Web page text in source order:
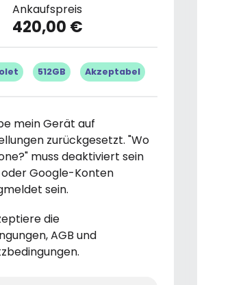
Ankaufspreis
420,00 €
512GB Akzeptabel
mein Gerät auf
zurückgesetzt. "Wo
muss deaktiviert sein
Google-Konten
sein.
die
AGB und